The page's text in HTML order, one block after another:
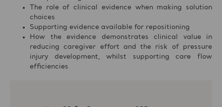
The role of clinical evidence when making solution
choices
Supporting evidence available for repositioning
How the evidence demonstrates clinical value in
reducing caregiver effort and the risk of pressure
injury development, whilst supporting care flow
efficiencies